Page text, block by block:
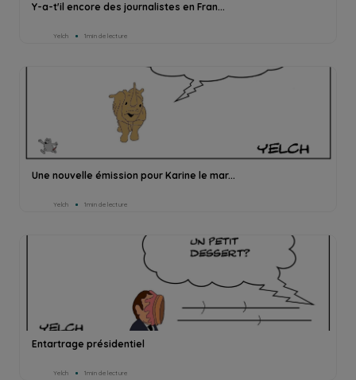
Y-a-t'il encore des journalistes en Fran...
Yelch 1min de lecture
Une nouvelle émission pour Karine le mar...
Yelch 1min de lecture
Entartrage présidentiel
Yelch 1min de lecture